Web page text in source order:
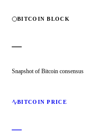
BITCOIN BLOCK
—
Snapshot of Bitcoin consensus
BITCOIN PRICE
—